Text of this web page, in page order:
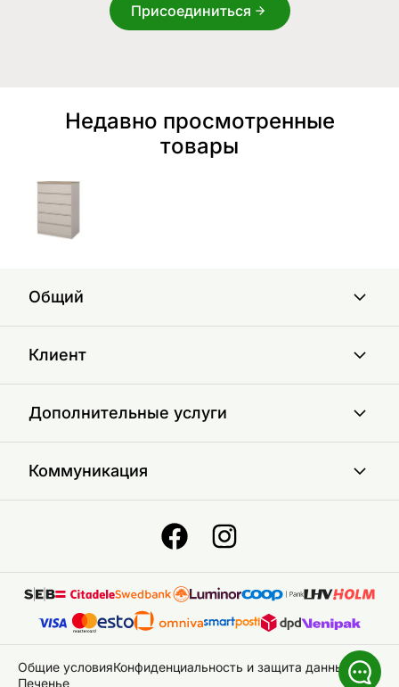
Присоединиться
Недавно просмотренные
товары
Общий
Клиент
Дополнительные услуги
Коммуникация
Общие условияКонфиденциальность и защита данных
Печенье